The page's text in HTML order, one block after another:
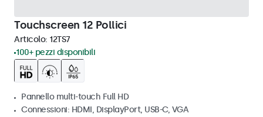
Touchscreen 12 Pollici
Articolo: 12TS7
100+ pezzi disponibili
Pannello multi-touch Full HD
Connessioni: HDMI, DisplayPort, USB-C, VGA